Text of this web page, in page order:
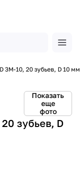
3M-10, 20 зубьев, D 10 мм
Показать
еще
фото
зубьев, D